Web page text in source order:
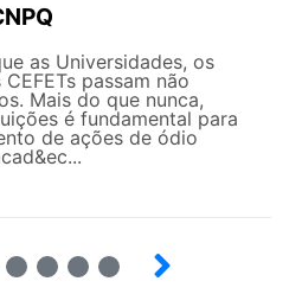
as Universidades, os
passam não
Mais do que nunca,
é fundamental para
de ações de ódio